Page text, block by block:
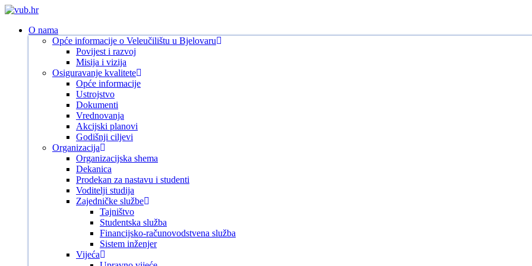
Skip
main
search
Menu
O nama
Opće informacije o Veleučilištu u Bjelovaru
Povijest i razvoj
Misija i vizija
Osiguravanje kvalitete
Opće informacije
Ustrojstvo
Dokumenti
Vrednovanja
Akcijski planovi
Godišnji ciljevi
Organizacija
Organizacijska shema
Dekanica
Prodekan za nastavu i studenti
Voditelji studija
Zajedničke službe
Tajništvo
Studentska služba
Financijsko-računovodstvena služba
Sistem inženjer
Vijeća